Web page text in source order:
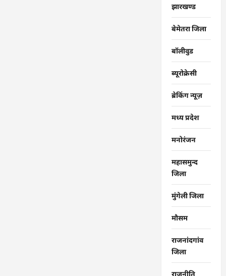
झारखण्ड
बेमेतरा जिला
बॉलीवुड
ब्यूरोक्रेसी
ब्रेकिंग न्यूज़
मध्य प्रदेश
मनोरंजन
महासमुन्द
जिला
मुंगेली जिला
मौसम
राजनांदगांव
जिला
राजनीति